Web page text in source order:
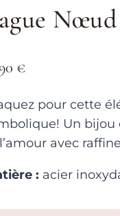
€
pour cette
Un bijou
avec
: acier